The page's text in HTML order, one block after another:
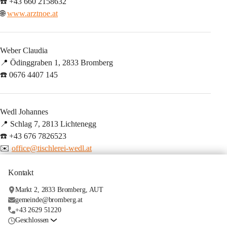
🌐 www.arztnoe.at
Weber Claudia
📍 Ödinggraben 1, 2833 Bromberg
☎️ 0676 4407 145
Wedl Johannes
📍 Schlag 7, 2813 Lichtenegg
☎️ +43 676 7826523
✉️ office@tischlerei-wedl.at
Kontakt
Markt 2, 2833 Bromberg, AUT
gemeinde@bromberg.at
+43 2629 51220
Geschlossen